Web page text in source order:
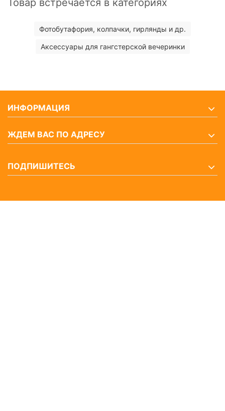
Фотобутафория, колпачки, гирлянды и др.
Аксессуары для гангстерской вечеринки
ИНФОРМАЦИЯ
ЖДЕМ ВАС ПО АДРЕСУ
ПОДПИШИТЕСЬ